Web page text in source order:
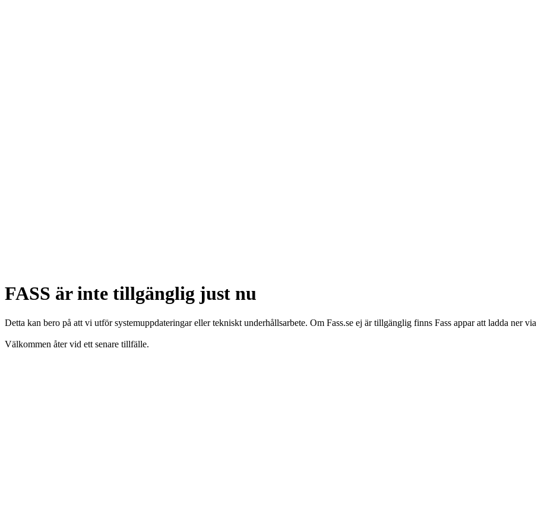
FASS är inte tillgänglig just nu
Detta kan bero på att vi utför systemuppdateringar eller tekniskt underhållsarbete. Om Fass.se ej är tillgänglig finns Fass appar att ladda ner
Välkommen åter vid ett senare tillfälle.